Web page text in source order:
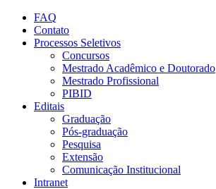
Conteúdo principal
FAQ
Contato
Processos Seletivos
Concursos
Mestrado Acadêmico e Doutorado
Mestrado Profissional
PIBID
Editais
Graduação
Pós-graduação
Pesquisa
Extensão
Comunicação Institucional
Intranet